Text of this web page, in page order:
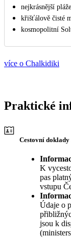
nejkrásnější
křišťálově čisté
kosmopolitní
více o Chalkidiki
Praktické
Cestovní
K
pas
vstupu
Údaje o
jsou k